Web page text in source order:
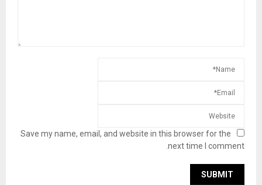
Save my name, email, and website in this browser for the
next time I comment.